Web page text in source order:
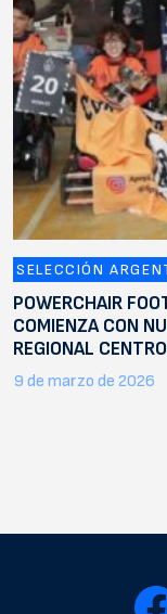
SELECCIÓN
POWERCHAIR
COMIENZA CON
REGIONAL
9 de marzo de 2026